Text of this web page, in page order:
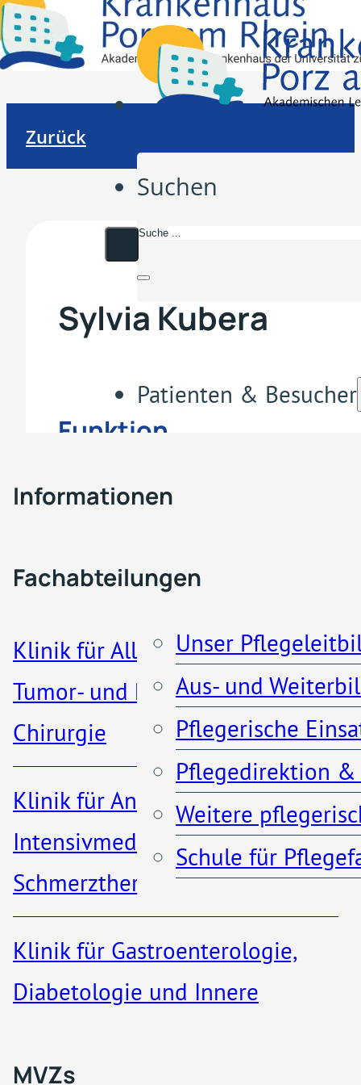
Suchen
Patienten & Besucher
Informationen
Besucherregelung
Patienteninformationen
Küche und Cafeteria
Anfahrt & Parken
Kontakt
Fachabteilungen
Klinik für Allgemein-, Viszeral-,
Tumor- und koloproktologische
Chirurgie
Klinik für Anästhesiologie,
Intensivmedizin und
Schmerztherapie
Klinik für Gastroenterologie,
Diabetologie und Innere
Unser
Aus- und
Pflegerische
Pflegedirektion
Weitere
Schule für
MVZs & ambulante
MVZs
Zurück
Sylvia Kubera
Funktion
Bereichsleiterin stationäre